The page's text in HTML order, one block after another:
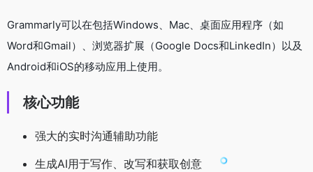
Grammarly可以在包括Windows、Mac、桌面应用程序（如
Word和Gmail）、浏览器扩展（Google Docs和LinkedIn）以及
Android和iOS的移动应用上使用。
核心功能
强大的实时沟通辅助功能
生成AI用于写作、改写和获取创意